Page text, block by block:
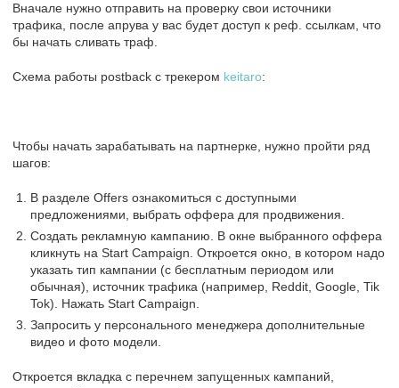
Вначале нужно отправить на проверку свои источники
трафика, после апрува у вас будет доступ к реф. ссылкам, что
бы начать сливать траф.
Схема работы postback с трекером keitaro:
Чтобы начать зарабатывать на партнерке, нужно пройти ряд
шагов:
В разделе Offers ознакомиться с доступными
предложениями, выбрать оффера для продвижения.
Создать рекламную кампанию. В окне выбранного оффера
кликнуть на Start Campaign. Откроется окно, в котором надо
указать тип кампании (с бесплатным периодом или
обычная), источник трафика (например, Reddit, Google, Tik
Tok). Нажать Start Campaign.
Запросить у персонального менеджера дополнительные
видео и фото модели.
Откроется вкладка с перечнем запущенных кампаний,